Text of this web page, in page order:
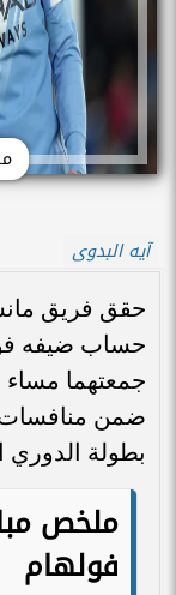
آيه البدوى
حقق فريق
جمعتهما مساء
ضمن منافسات
بطولة الدوري
ملخص
فولهام